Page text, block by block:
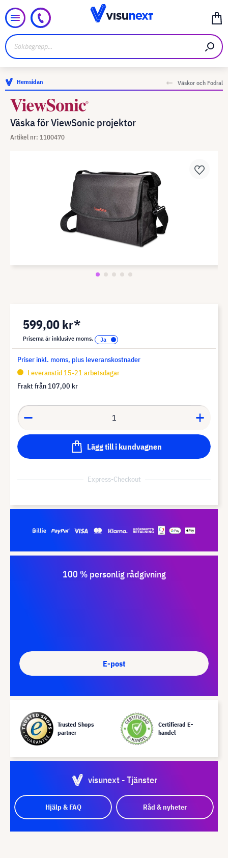
Hemsidan Väskor och Fodral
Väska för ViewSonic projektor
Artikel nr: 1100470
599,00 kr*
Priserna är inklusive moms.
Priser inkl. moms, plus leveranskostnader
Leveranstid 15-21 arbetsdagar
Frakt från 107,00 kr
Lägg till i kundvagnen
Express-Checkout
100 % personlig rådgivning
E-post
Trusted Shops
partner
Certifierad E-
handel
visunext - Tjänster
Hjälp & FAQ Råd & nyheter